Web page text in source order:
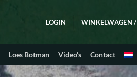
LOGIN WINKELWAGEN /
Loes Botman Video’s Contact